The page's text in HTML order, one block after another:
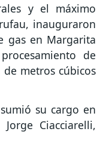
y el máximo
inauguraron
gas en Margarita
de
metros cúbicos
su cargo en
Ciacciarelli,